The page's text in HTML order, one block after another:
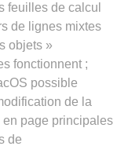
feuilles de calcul
de lignes mixtes
objets »
fonctionnent ;
possible
de la
page principales
de